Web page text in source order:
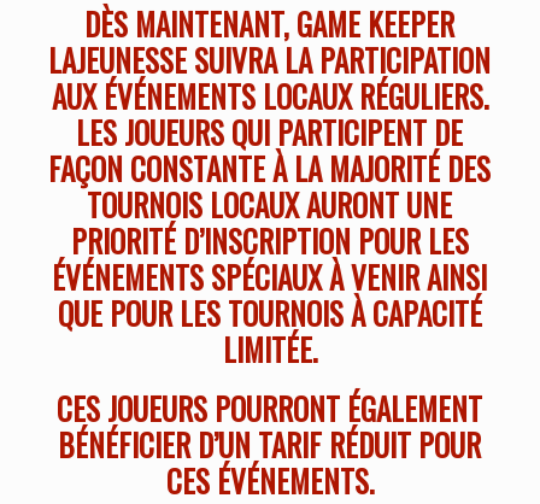
DÈS MAINTENANT, GAME KEEPER
LAJEUNESSE SUIVRA LA PARTICIPATION
AUX ÉVÉNEMENTS LOCAUX RÉGULIERS.
LES JOUEURS QUI PARTICIPENT DE
FAÇON CONSTANTE À LA MAJORITÉ DES
TOURNOIS LOCAUX AURONT UNE
PRIORITÉ D’INSCRIPTION POUR LES
ÉVÉNEMENTS SPÉCIAUX À VENIR AINSI
QUE POUR LES TOURNOIS À CAPACITÉ
LIMITÉE.
CES JOUEURS POURRONT ÉGALEMENT
BÉNÉFICIER D’UN TARIF RÉDUIT POUR
CES ÉVÉNEMENTS.